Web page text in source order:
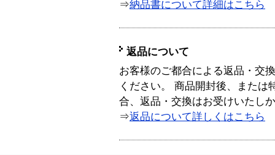
⇒納品書について詳細はこちら
返品について
お客様のご都合による返品・交
ください。 商品開封後、または
合、返品・交換はお受けいたし
⇒返品について詳しくはこちら